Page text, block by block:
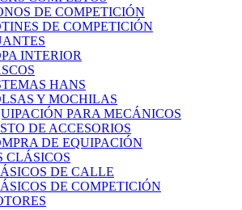
DE COMPETICIÓN
DE COMPETICIÓN
INTERIOR
HANS
Y MOCHILAS
PARA MECÁNICOS
DE ACCESORIOS
DE EQUIPACIÓN
CLÁSICOS
DE CALLE
DE COMPETICIÓN